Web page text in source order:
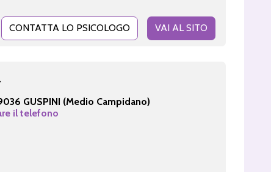
CONTATTA LO PSICOLOGO VAI AL SITO
GUSPINI (Medio Campidano)
il telefono